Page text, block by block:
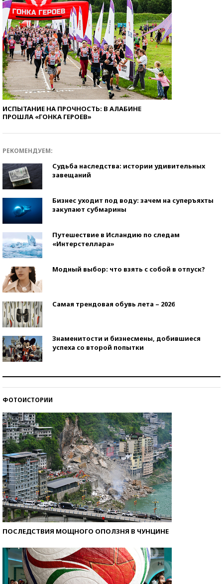
ИСПЫТАНИЕ НА ПРОЧНОСТЬ: В АЛАБИНЕ
ПРОШЛА «ГОНКА ГЕРОЕВ»
РЕКОМЕНДУЕМ:
Судьба наследства: истории удивительных
завещаний
Бизнес уходит под воду: зачем на суперъяхты
закупают субмарины
Путешествие в Исландию по следам
«Интерстеллара»
Модный выбор: что взять с собой в отпуск?
Самая трендовая обувь лета – 2026
Знаменитости и бизнесмены, добившиеся
успеха со второй попытки
ФОТОИСТОРИИ
ПОСЛЕДСТВИЯ МОЩНОГО ОПОЛЗНЯ В ЧУНЦИНЕ